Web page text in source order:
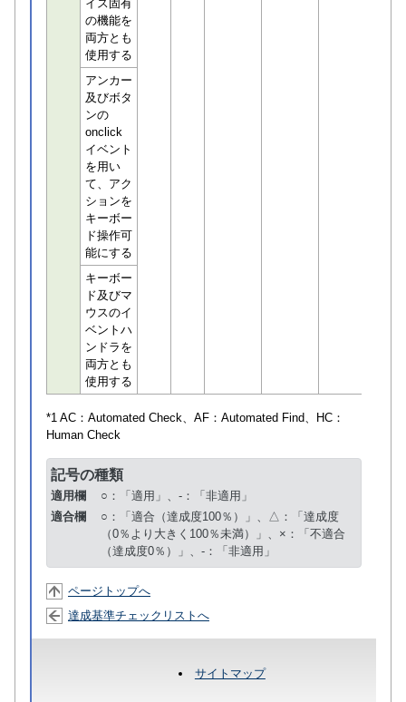
イス固有
の機能を
両方とも
使用する
アンカー
及びボタ
ンの
onclick
イベント
を用い
て、アク
ションを
キーボー
ド操作可
能にする
キーボー
ド及びマ
ウスのイ
ベントハ
ンドラを
両方とも
使用する
*1 AC： Automated Check、AF： Automated Find、HC：
Human Check
記号の種類
適用欄
○：「適用」、-：「非適用」
適合欄
○：「適合（達成度100％）」、△：「達成度
（0％より大きく100％未満）」、×：「不適合
（達成度0％）」、-：「非適用」
ページトップへ
達成基準チェックリストへ
サイトマップ